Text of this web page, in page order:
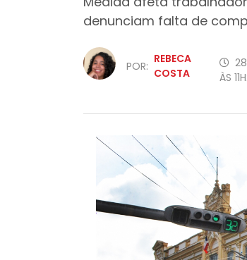
denunciam falta de
POR:
REBECA
COSTA
ÀS